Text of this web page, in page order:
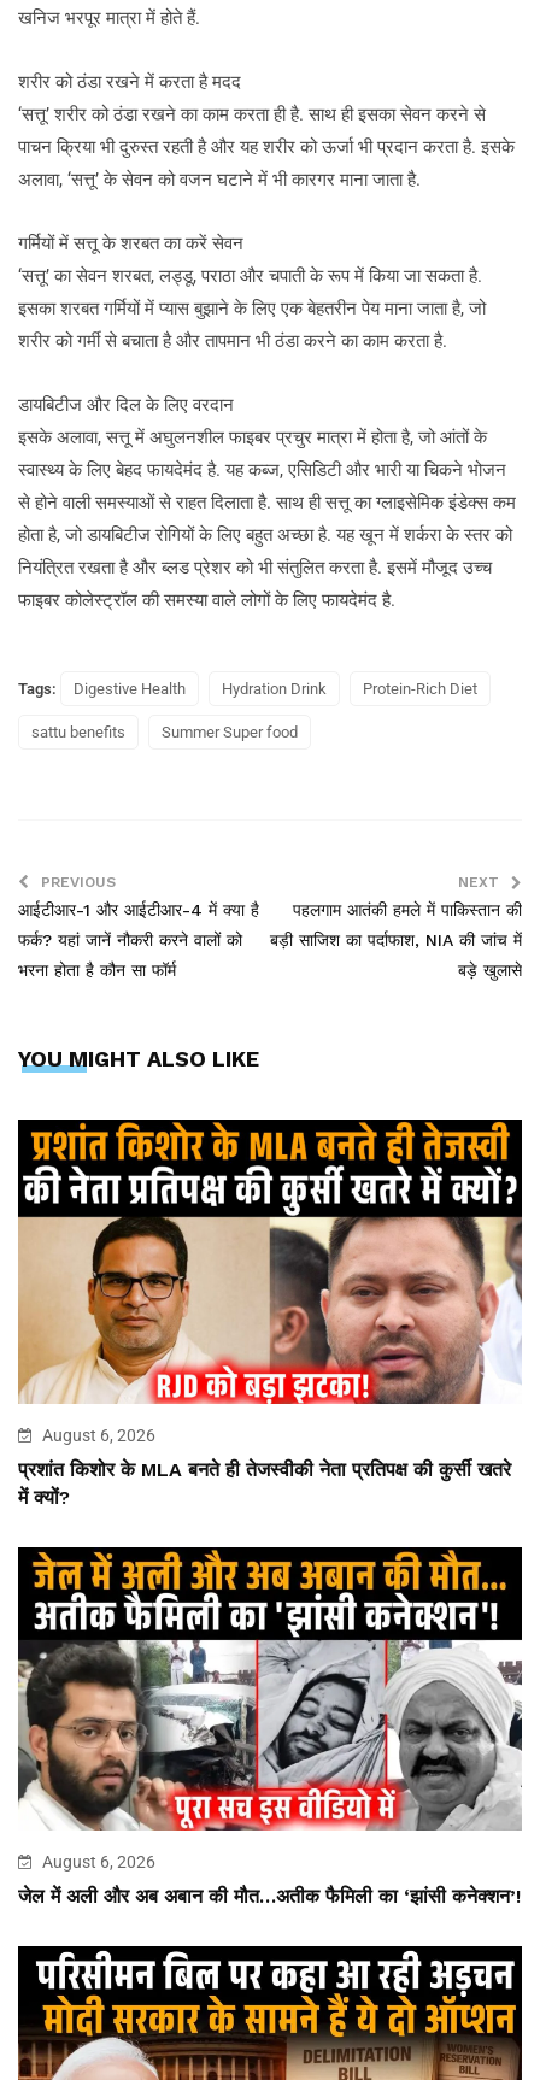
खनिज भरपूर मात्रा में होते हैं.
शरीर को ठंडा रखने में करता है मदद
‘सत्तू’ शरीर को ठंडा रखने का काम करता ही है. साथ ही इसका सेवन करने से
पाचन क्रिया भी दुरुस्त रहती है और यह शरीर को ऊर्जा भी प्रदान करता है. इसके
अलावा, ‘सत्तू’ के सेवन को वजन घटाने में भी कारगर माना जाता है.
गर्मियों में सत्तू के शरबत का करें सेवन
‘सत्तू’ का सेवन शरबत, लड्डू, पराठा और चपाती के रूप में किया जा सकता है.
इसका शरबत गर्मियों में प्यास बुझाने के लिए एक बेहतरीन पेय माना जाता है, जो
शरीर को गर्मी से बचाता है और तापमान भी ठंडा करने का काम करता है.
डायबिटीज और दिल के लिए वरदान
इसके अलावा, सत्तू में अघुलनशील फाइबर प्रचुर मात्रा में होता है, जो आंतों के
स्वास्थ्य के लिए बेहद फायदेमंद है. यह कब्ज, एसिडिटी और भारी या चिकने भोजन
से होने वाली समस्याओं से राहत दिलाता है. साथ ही सत्तू का ग्लाइसेमिक इंडेक्स कम
होता है, जो डायबिटीज रोगियों के लिए बहुत अच्छा है. यह खून में शर्करा के स्तर को
नियंत्रित रखता है और ब्लड प्रेशर को भी संतुलित करता है. इसमें मौजूद उच्च
फाइबर कोलेस्ट्रॉल की समस्या वाले लोगों के लिए फायदेमंद है.
Tags: Digestive Health Hydration Drink Protein-Rich Diet
sattu benefits Summer Super food
PREVIOUS
आईटीआर-1 और आईटीआर-4 में क्या है
फर्क? यहां जानें नौकरी करने वालों को
भरना होता है कौन सा फॉर्म
NEXT
पहलगाम आतंकी हमले में पाकिस्तान की
बड़ी साजिश का पर्दाफाश, NIA की जांच में
बड़े खुलासे
YOU MIGHT ALSO LIKE
August 6, 2026
प्रशांत किशोर के MLA बनते ही तेजस्वीकी नेता प्रतिपक्ष की कुर्सी खतरे
में क्यों?
August 6, 2026
जेल में अली और अब अबान की मौत…अतीक फैमिली का ‘झांसी कनेक्शन’!